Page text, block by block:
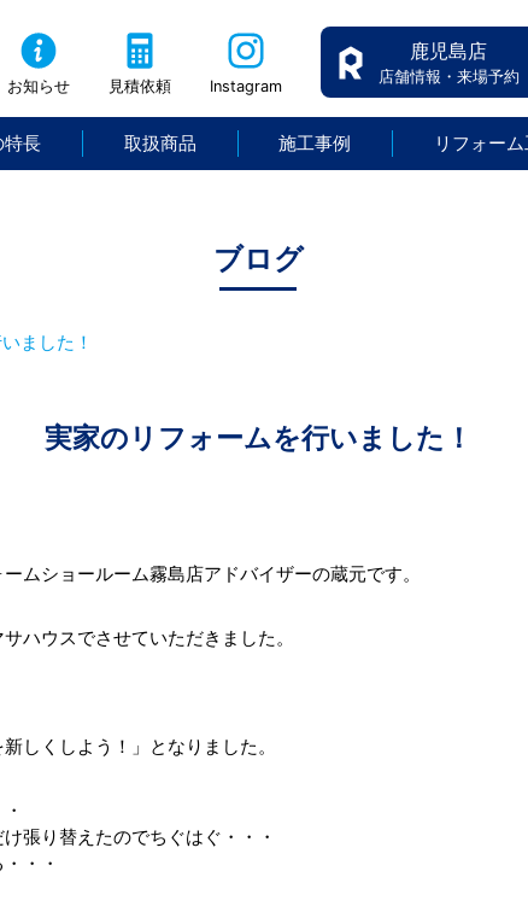
お知らせ 見積依頼 Instagram
鹿児島店
店舗情報・来場予約
特長 取扱商品 施工事例 リフォー
ブログ
ました！
実家のリフォームを行いました！
ムショールーム霧島店アドバイザーの蔵元です。
ハウスでさせていただきました。
しくしよう！」となりました。
張り替えたのでちぐはぐ・・・
・・